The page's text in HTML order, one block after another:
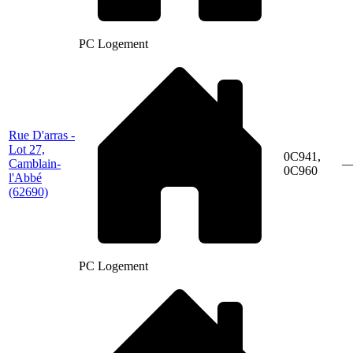
PC Logement
Rue D'arras -
Lot 27,
Camblain-
l'Abbé
(62690)
PC Logement
0C941,
0C960